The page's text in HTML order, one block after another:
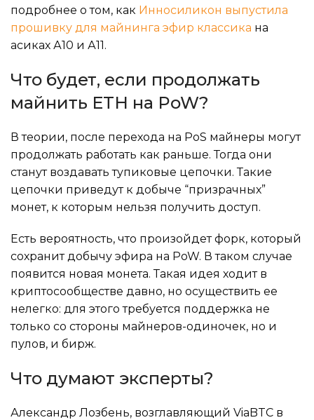
подробнее о том, как Инносиликон выпустила
прошивку для майнинга эфир классика на
асиках А10 и А11.
Что будет, если продолжать
майнить ETH на PoW?
В теории, после перехода на PoS майнеры могут
продолжать работать как раньше. Тогда они
станут воздавать тупиковые цепочки. Такие
цепочки приведут к добыче “призрачных”
монет, к которым нельзя получить доступ.
Есть вероятность, что произойдет форк, который
сохранит добычу эфира на PoW. В таком случае
появится новая монета. Такая идея ходит в
криптосообществе давно, но осуществить ее
нелегко: для этого требуется поддержка не
только со стороны майнеров-одиночек, но и
пулов, и бирж.
Что думают эксперты?
Александр Лозбень, возглавляющий ViaBTC в